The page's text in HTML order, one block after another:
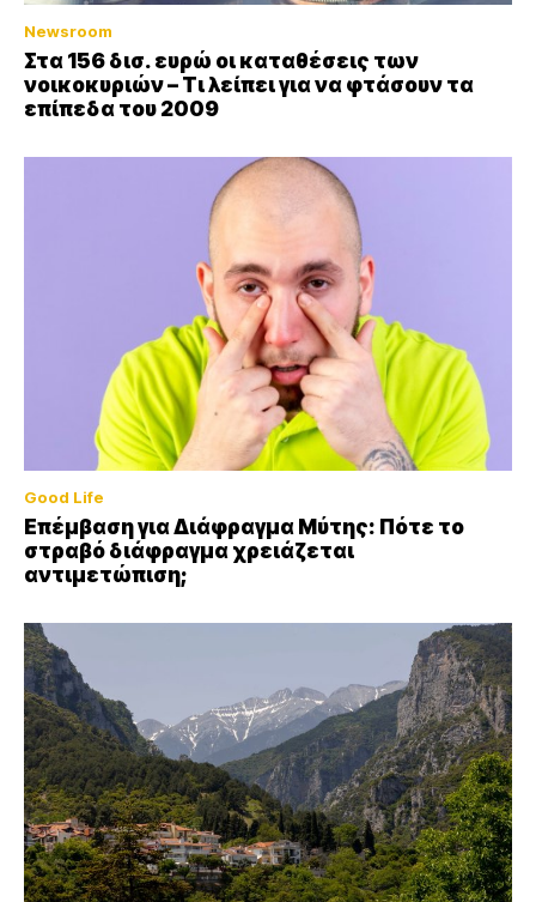
Newsroom
Στα 156 δισ. ευρώ οι καταθέσεις των
νοικοκυριών – Τι λείπει για να φτάσουν τα
επίπεδα του 2009
Good Life
Επέμβαση για Διάφραγμα Μύτης: Πότε το
στραβό διάφραγμα χρειάζεται
αντιμετώπιση;